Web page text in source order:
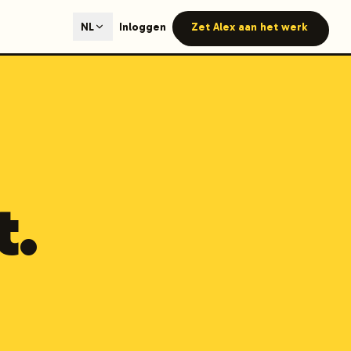
content generation with GEO optimization built-in.
NL Inloggen Zet Alex aan het werk